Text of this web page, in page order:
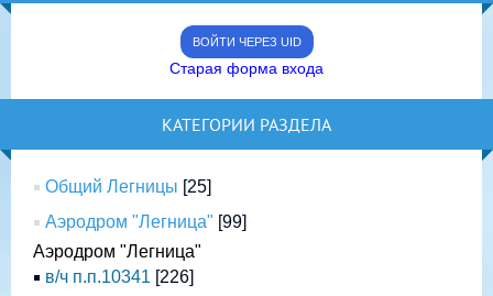
ВОЙТИ ЧЕРЕЗ UID
Старая форма входа
КАТЕГОРИИ РАЗДЕЛА
Общий Легницы [25]
Аэродром "Легница" [99]
Аэродром "Легница"
в/ч п.п.10341 [226]